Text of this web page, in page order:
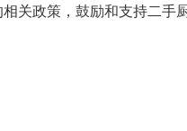
关政策，鼓励和支持二手